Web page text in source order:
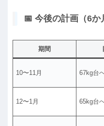
📅 今後の計画（6か
期間
10〜11月 67kg台
12〜1月 65kg台